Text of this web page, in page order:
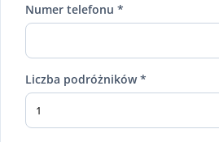
Numer telefonu *
Liczba podróżników *